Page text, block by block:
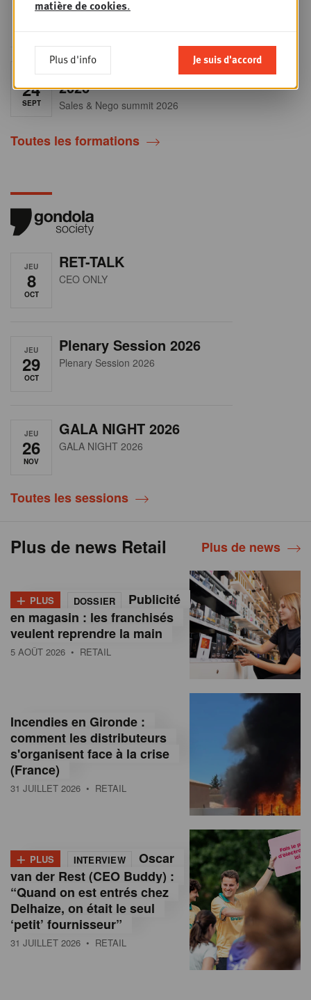
insights indispensables dans un
JEU
24
SEPT
Sales & nego Summit
2026
Sales & Nego summit 2026
Toutes les formations
JEU
8
OCT
RET-TALK
CEO ONLY
JEU
29
OCT
Plenary Session 2026
Plenary Session 2026
JEU
26
NOV
GALA NIGHT 2026
GALA NIGHT 2026
Toutes les sessions
Plus de news Retail Plus de news
+ PLUS DOSSIER
Publicité
en magasin : les franchisés
veulent reprendre la main
5 AOÛT 2026 • RETAIL
Incendies en Gironde :
comment les distributeurs
s'organisent face à la crise
(France)
31 JUILLET 2026 • RETAIL
+ PLUS INTERVIEW
Oscar
van der Rest (CEO Buddy) :
“Quand on est entrés chez
Delhaize, on était le seul
‘petit’ fournisseur”
31 JUILLET 2026 • RETAIL
matière de cookies.
Plus d'info Je suis d'accord